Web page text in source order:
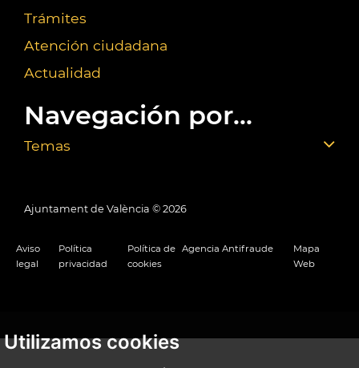
Utilizamos cookies
Trámites
Atención ciudadana
Actualidad
Navegación por...
Temas
Ajuntament de València © 2026
Aviso
legal
Política
privacidad
Política de
cookies
Agencia Antifraude
Mapa
Web